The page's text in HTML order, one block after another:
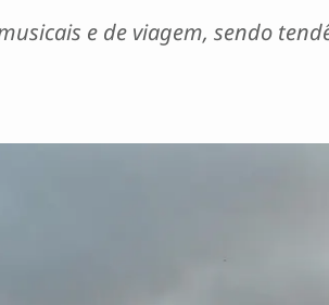
e de viagem, sendo